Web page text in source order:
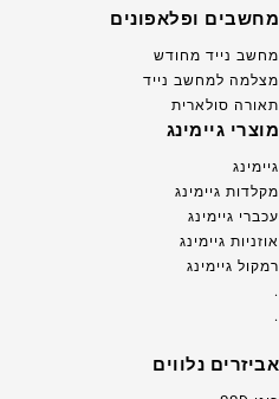
מחשבים ופלאפונים
מחשב נייד מחודש
מצלמה למחשב נייד
תאורה סולארית
מוצרי גיימינג
גיימינג
מקלדות גיימינג
עכברי גיימינג
אוזניות גיימינג
רמקול גיימינג
.
.
אביזרים נלווים